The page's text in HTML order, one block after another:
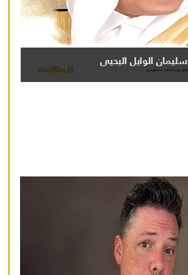
سليمان الوايل اليحيى